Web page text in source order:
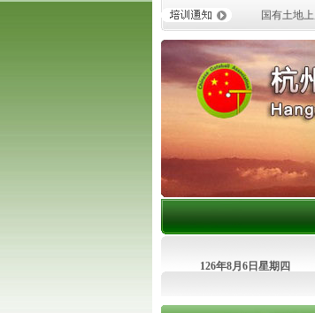
国有土地
126年8月6日星期四